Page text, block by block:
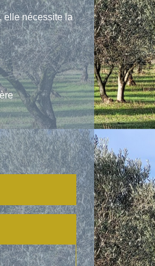
elle nécessite la